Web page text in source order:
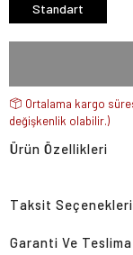
Standart
Ortalama kargo
değişkenlik olabilir.)
Ürün Özellikleri
Taksit Seçenekleri
Garanti Ve